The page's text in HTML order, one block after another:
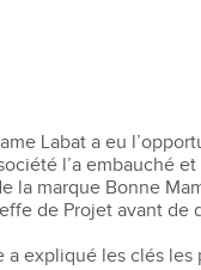
Labat a eu
l’a embauché
la marque Bonne
de Projet avant de
expliqué les clés
projets
et digitaux
- Qualité Sécurité